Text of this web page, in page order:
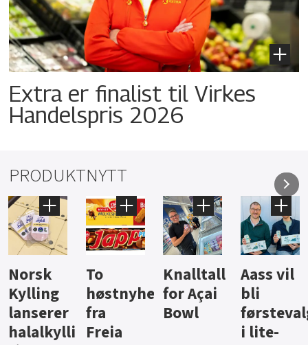
Extra er finalist til Virkes
Handelspris 2026
PRODUKTNYTT
Knalltall
for Açai
Bowl
Aass vil
bli
førstevalg
i lite-
Brus og
jus fra
Berentsen
Hard
iste fra
Hansa